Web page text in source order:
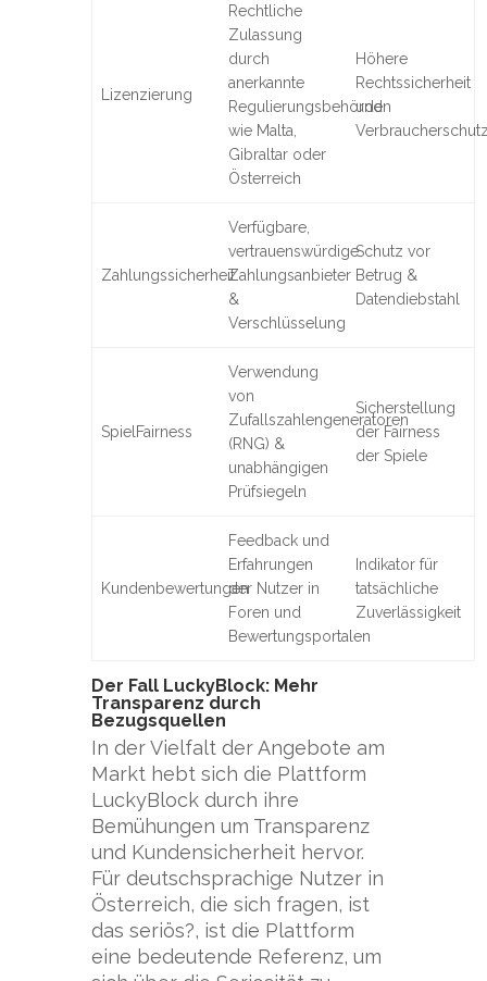
Lizenzierung
Rechtliche
Zulassung
durch
anerkannte
Regulierungsbehörden
wie Malta,
Gibraltar oder
Österreich
Höhere
Rechtssicherheit
und
Zahlungssicherheit
Verfügbare,
vertrauenswürdige
Zahlungsanbieter
&
Verschlüsselung
Schutz vor
Betrug &
Datendiebstahl
SpielFairness
Verwendung
von
Zufallszahlengeneratoren
(RNG) &
unabhängigen
Prüfsiegeln
Sicherstellung
der Fairness
der Spiele
Kundenbewertungen
Feedback und
Erfahrungen
der Nutzer in
Foren und
Bewertungsportalen
Indikator für
tatsächliche
Zuverlässigkeit
Der Fall LuckyBlock: Mehr
Transparenz durch
Bezugsquellen
In der Vielfalt der Angebote am
Markt hebt sich die Plattform
LuckyBlock durch ihre
Bemühungen um Transparenz
und Kundensicherheit hervor.
Für deutschsprachige Nutzer in
Österreich, die sich fragen, ist
das seriös?, ist die Plattform
eine bedeutende Referenz, um